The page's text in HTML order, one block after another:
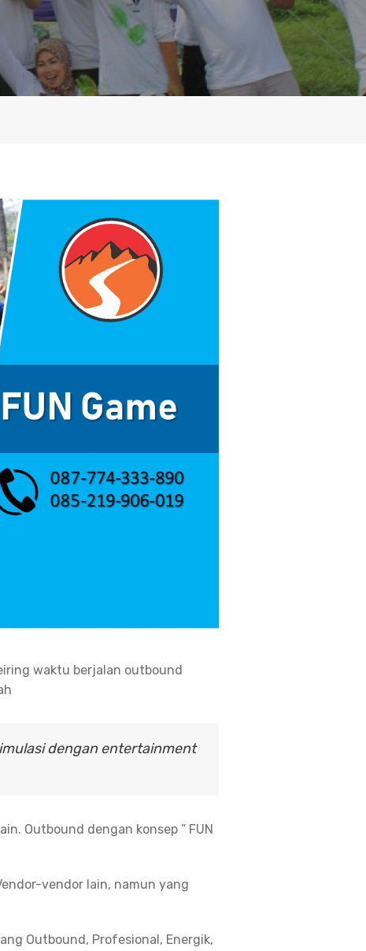
waktu berjalan outbound
dengan entertainment
Outbound dengan konsep ” FUN
vendor lain, namun yang
Outbound, Profesional, Energik,